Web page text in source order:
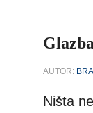
AUTOR:
Ništa